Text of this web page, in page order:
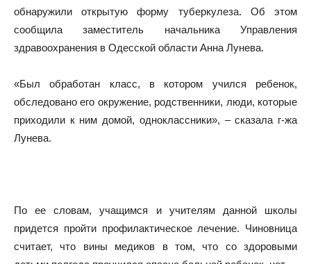
обнаружили открытую форму туберкулеза. Об этом
сообщила заместитель начальника Управления
здравоохранения в Одесской области Анна Лунева.
«Был обработан класс, в котором учился ребенок,
обследовано его окружение, родственники, люди, которые
приходили к ним домой, одноклассники», – сказала г-жа
Лунева.
По ее словам, учащимся и учителям данной школы
придется пройти профилактическое лечение. Чиновница
считает, что вины медиков в том, что со здоровыми